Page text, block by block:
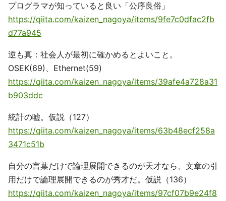
プログラマが知っていると良い「公序良俗」
https://qiita.com/kaizen_nagoya/items/9fe7c0dfac2fb
d77a945
逆も真：社会人が最初に確かめるとよいこと。
OSEK(69)、Ethernet(59)
https://qiita.com/kaizen_nagoya/items/39afe4a728a31
b903ddc
統計の嘘。仮説（127）
https://qiita.com/kaizen_nagoya/items/63b48ecf258a
3471c51b
自分の言葉だけで論理展開できるのが天才なら、文章の引
用だけで論理展開できるのが秀才だ。仮説（136）
https://qiita.com/kaizen_nagoya/items/97cf07b9e24f8